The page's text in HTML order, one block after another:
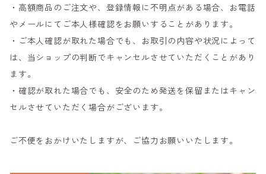
・高額商品のご注文や、登録情報に不明点がある場合、お電話
やメールにてご本人様確認をお願いすることがあります。
・ご本人確認が取れた場合でも、お取引の内容や状況によって
は、当ショップの判断でキャンセルさせていただくことがあり
ます。
・確認が取れた場合でも、安全のため発送を保留またはキャン
セルさせていただく場合がございます。
ご不便をおかけいたしますが、ご協力お願いいたします。